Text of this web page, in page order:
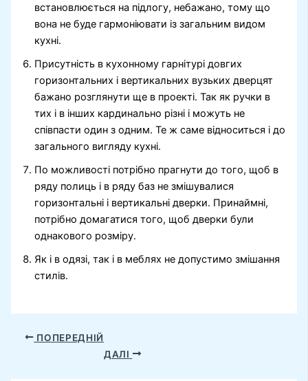
встановлюється на підлогу, небажано, тому що
вона не буде гармоніювати із загальним видом
кухні.
Присутність в кухонному гарнітурі довгих
горизонтальних і вертикальних вузьких дверцят
бажано розглянути ще в проекті. Так як ручки в
тих і в інших кардинально різні і можуть не
співпасти один з одним. Те ж саме відноситься і до
загального вигляду кухні.
По можливості потрібно прагнути до того, щоб в
ряду полиць і в ряду баз не змішувалися
горизонтальні і вертикальні дверки. Принаймні,
потрібно домагатися того, щоб дверки були
однакового розміру.
Як і в одязі, так і в меблях не допустимо змішання
стилів.
ПОПЕРЕДНІЙ
ДАЛІ